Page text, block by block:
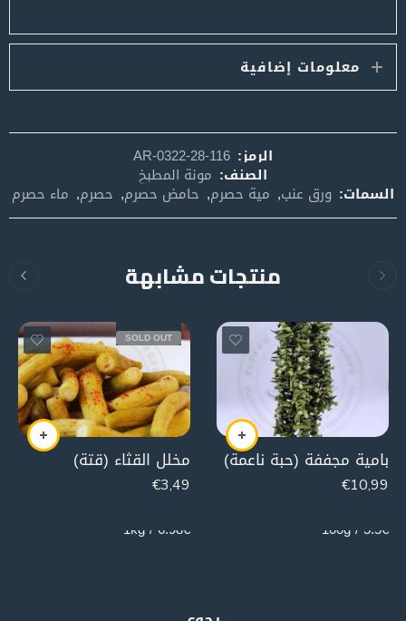
معلومات إضافية
الرمز: AR-0322-28-116
الصنف: مونة المطبخ
السمات: ورق عنب, مية حصرم, حامض حصرم, حصرم, ماء حصرم
منتجات مشابهة
بامية مجففة (حبة ناعمة)
€10,99
5.5€ / 100g
SOLD OUT
مخلل القثاء (قتة)
€3,49
6.98€ / 1kg